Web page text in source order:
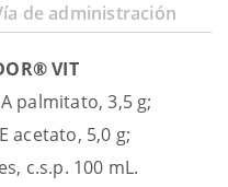
de administración
VIT
palmitato, 3,5 g;
acetato, 5,0 g;
c.s.p. 100 mL.